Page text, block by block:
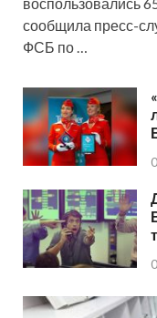
сообщила пресс-
ФСБ по …